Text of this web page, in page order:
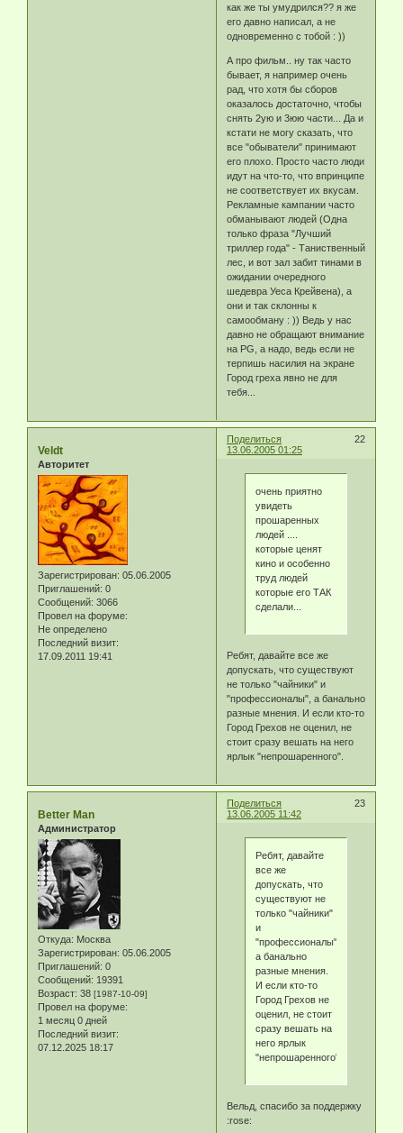
как же ты умудрился?? я же
его давно написал, а не
одновременно с тобой : ))
А про фильм.. ну так часто
бывает, я например очень
рад, что хотя бы сборов
оказалось достаточно, чтобы
снять 2ую и 3юю части... Да и
кстати не могу сказать, что
все "обыватели" принимают
его плохо. Просто часто люди
идут на что-то, что впринципе
не соответствует их вкусам.
Рекламные кампании часто
обманывают людей (Одна
только фраза "Лучший
триллер года" - Таниственный
лес, и вот зал забит тинами в
ожидании очередного
шедевра Уеса Крейвена), а
они и так склонны к
самообману : )) Ведь у нас
давно не обращают внимание
на PG, а надо, ведь если не
терпишь насилия на экране
Город греха явно не для
тебя...
Поделиться
22
13.06.2005 01:25
Veldt
Авторитет
Зарегистрирован: 05.06.2005
Приглашений: 0
Сообщений: 3066
Провел на форуме:
Не определено
Последний визит:
17.09.2011 19:41
очень приятно
увидеть
прошаренных
людей ....
которые ценят
кино и особенно
труд людей
которые его ТАК
сделали...
Ребят, давайте все же
допускать, что существуют
не только "чайники" и
"профессионалы", а банально
разные мнения. И если кто-то
Город Грехов не оценил, не
стоит сразу вешать на него
ярлык "непрошаренного".
Поделиться
23
13.06.2005 11:42
Better Man
Администратор
Откуда: Москва
Зарегистрирован: 05.06.2005
Приглашений: 0
Сообщений: 19391
Возраст: 38 [1987-10-09]
Провел на форуме:
1 месяц 0 дней
Последний визит:
07.12.2025 18:17
Ребят, давайте
все же
допускать, что
существуют не
только "чайники"
и
"профессионалы",
а банально
разные мнения.
И если кто-то
Город Грехов не
оценил, не стоит
сразу вешать на
него ярлык
"непрошаренного".
Вельд, спасибо за поддержку
:rose: